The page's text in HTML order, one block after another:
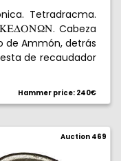
Tetradracma.
. Cabeza
de Ammón, detrás
de recaudador
Hammer price: 240€
Auction 469